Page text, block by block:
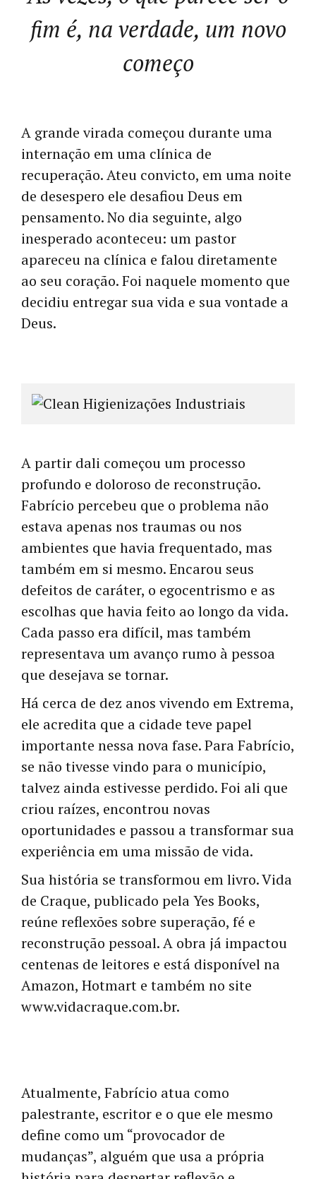
fim é, na verdade, um novo
começo
A grande virada começou durante uma
internação em uma clínica de
recuperação. Ateu convicto, em uma noite
de desespero ele desafiou Deus em
pensamento. No dia seguinte, algo
inesperado aconteceu: um pastor
apareceu na clínica e falou diretamente
ao seu coração. Foi naquele momento que
decidiu entregar sua vida e sua vontade a
Deus.
A partir dali começou um processo
profundo e doloroso de reconstrução.
Fabrício percebeu que o problema não
estava apenas nos traumas ou nos
ambientes que havia frequentado, mas
também em si mesmo. Encarou seus
defeitos de caráter, o egocentrismo e as
escolhas que havia feito ao longo da vida.
Cada passo era difícil, mas também
representava um avanço rumo à pessoa
que desejava se tornar.
Há cerca de dez anos vivendo em Extrema,
ele acredita que a cidade teve papel
importante nessa nova fase. Para Fabrício,
se não tivesse vindo para o município,
talvez ainda estivesse perdido. Foi ali que
criou raízes, encontrou novas
oportunidades e passou a transformar sua
experiência em uma missão de vida.
Sua história se transformou em livro. Vida
de Craque, publicado pela Yes Books,
reúne reflexões sobre superação, fé e
reconstrução pessoal. A obra já impactou
centenas de leitores e está disponível na
Amazon, Hotmart e também no site
www.vidacraque.com.br.
Atualmente, Fabrício atua como
palestrante, escritor e o que ele mesmo
define como um “provocador de
mudanças”, alguém que usa a própria